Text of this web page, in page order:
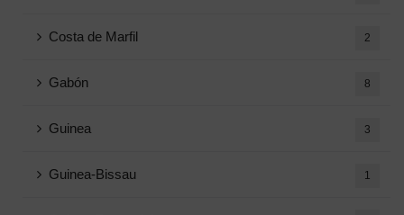
Costa de Marfil 2
Gabón 8
Guinea 3
Guinea-Bissau 1